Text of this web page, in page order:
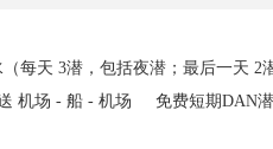
每天 3潜，包括夜潜；最后一天 2
机场 - 船 - 机场
免费短期DAN